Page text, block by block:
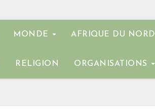
MONDE AFRIQUE DU NORD
RELIGION ORGANISATIONS